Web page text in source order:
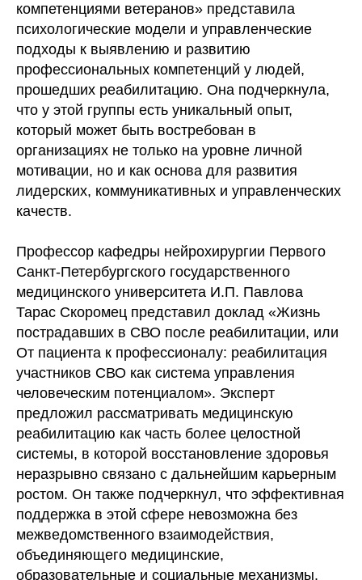
компетенциями ветеранов» представила
психологические модели и управленческие
подходы к выявлению и развитию
профессиональных компетенций у людей,
прошедших реабилитацию. Она подчеркнула,
что у этой группы есть уникальный опыт,
который может быть востребован в
организациях не только на уровне личной
мотивации, но и как основа для развития
лидерских, коммуникативных и управленческих
качеств.
Профессор кафедры нейрохирургии Первого
Санкт-Петербургского государственного
медицинского университета И.П. Павлова
Тарас Скоромец представил доклад «Жизнь
пострадавших в СВО после реабилитации, или
От пациента к профессионалу: реабилитация
участников СВО как система управления
человеческим потенциалом». Эксперт
предложил рассматривать медицинскую
реабилитацию как часть более целостной
системы, в которой восстановление здоровья
неразрывно связано с дальнейшим карьерным
ростом. Он также подчеркнул, что эффективная
поддержка в этой сфере невозможна без
межведомственного взаимодействия,
объединяющего медицинские,
образовательные и социальные механизмы.